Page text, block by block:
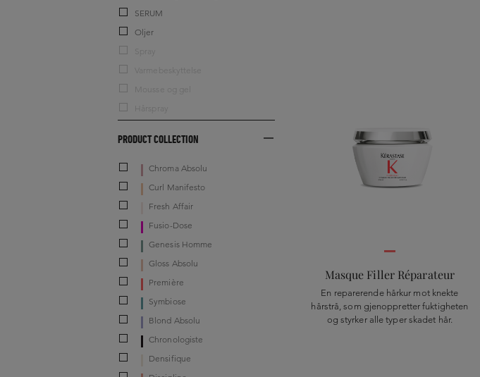
SERUM
Oljer
Spray
Varmebeskyttelse
Mousse og gel
Hårspray
PRODUCT COLLECTION
Chroma Absolu
Curl Manifesto
Fresh Affair
Fusio-Dose
Genesis Homme
Gloss Absolu
Première
Symbiose
Blond Absolu
Chronologiste
Densifique
Masque Filler Réparateur
En reparerende hårkur mot knekte
hårstrå, som gjenoppretter fuktigheten
og styrker alle typer skadet hår.